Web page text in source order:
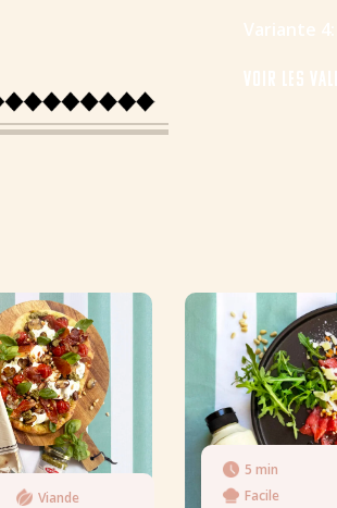
Variante
Voir les
Graisse
Matières
Sel
Viande
5 min
Facile